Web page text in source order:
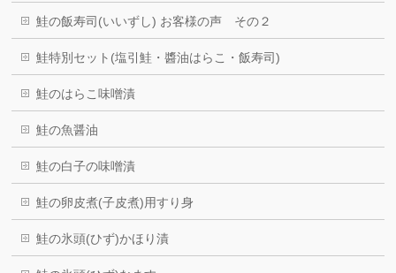
鮭の飯寿司(いいずし) お客様の声 その２
鮭特別セット(塩引鮭・醬油はらこ・飯寿司)
鮭のはらこ味噌漬
鮭の魚醤油
鮭の白子の味噌漬
鮭の卵皮煮(子皮煮)用すり身
鮭の氷頭(ひず)かほり漬